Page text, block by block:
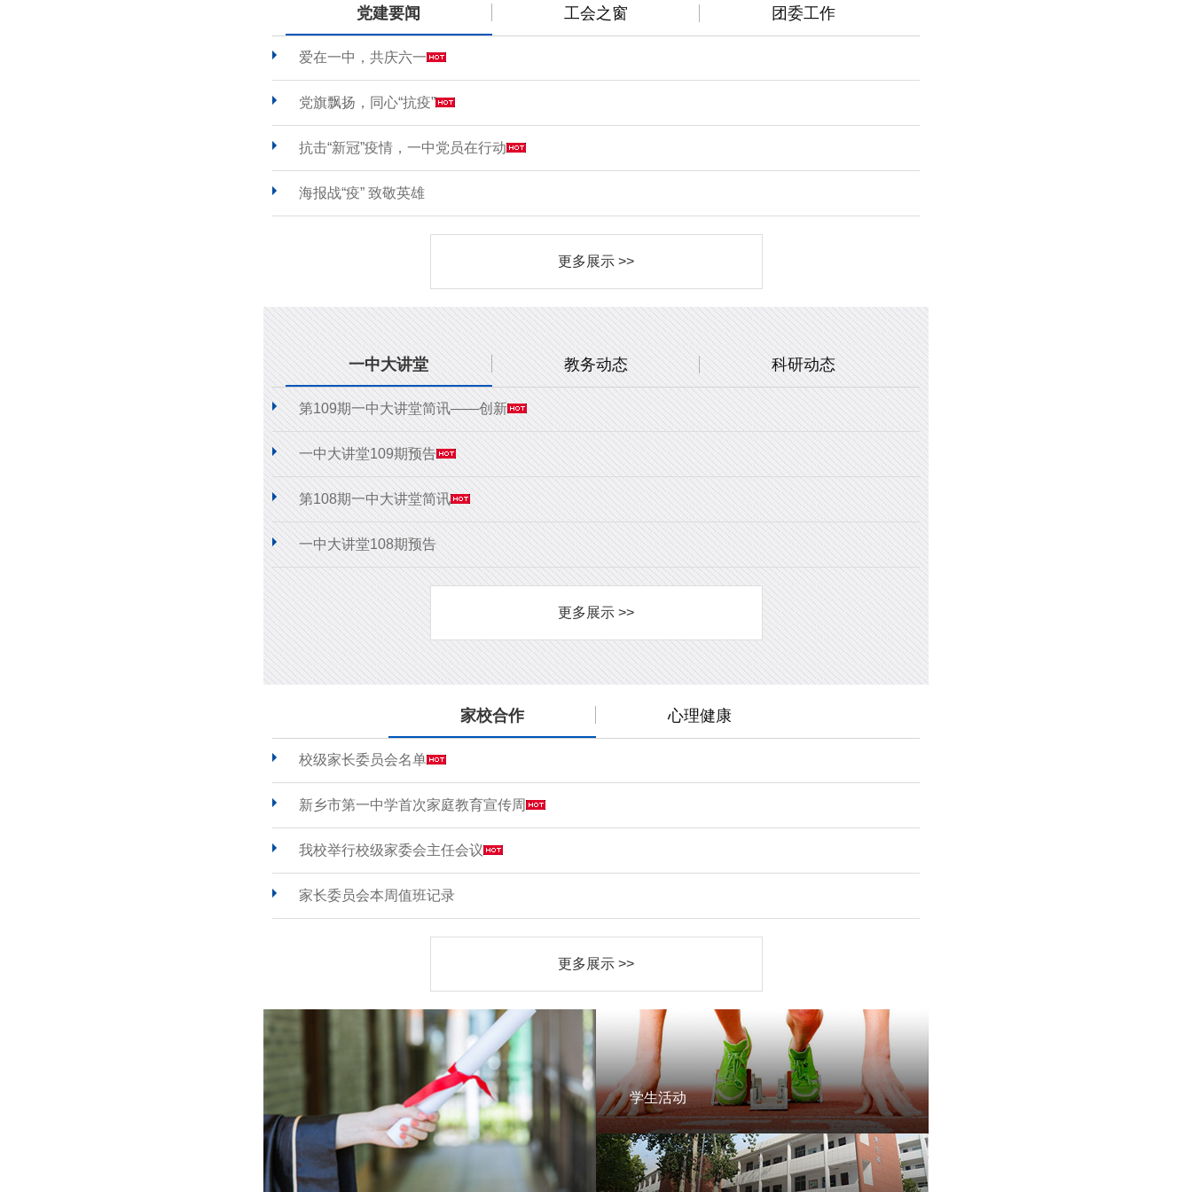
党建要闻 工会之窗 团委工作
爱在一中，共庆六一
党旗飘扬，同心“抗疫”
抗击“新冠”疫情，一中党员在行动
海报战“疫” 致敬英雄
更多展示 >>
一中大讲堂 教务动态 科研动态
第109期一中大讲堂简讯——创新
一中大讲堂109期预告
第108期一中大讲堂简讯
一中大讲堂108期预告
更多展示 >>
家校合作 心理健康
校级家长委员会名单
新乡市第一中学首次家庭教育宣传周
我校举行校级家委会主任会议
家长委员会本周值班记录
更多展示 >>
学生活动
学生活动